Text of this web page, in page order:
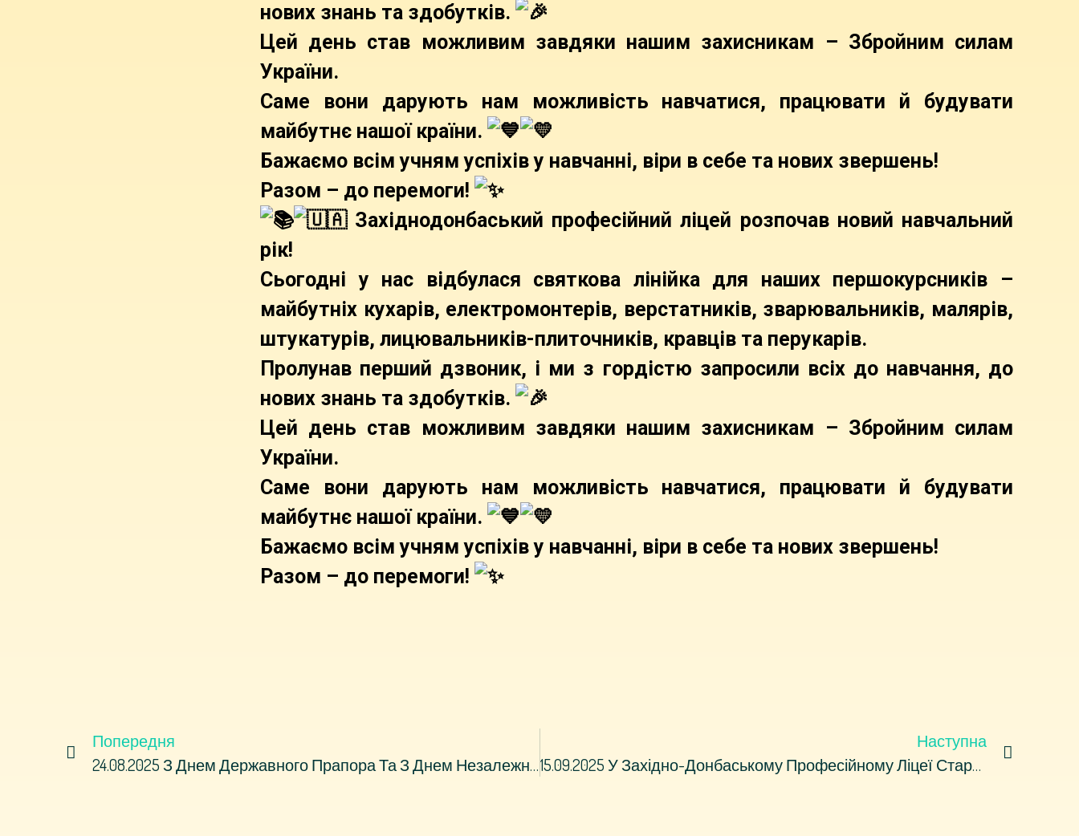
нових знань та здобутків.
Цей день став можливим завдяки нашим захисникам – Збройним силам
України.
Саме вони дарують нам можливість навчатися, працювати й будувати
майбутнє нашої країни.
Бажаємо всім учням успіхів у навчанні, віри в себе та нових звершень!
Разом – до перемоги!
Західнодонбаський професійний ліцей розпочав новий навчальний
рік!
Сьогодні у нас відбулася святкова лінійка для наших першокурсників –
майбутніх кухарів, електромонтерів, верстатників, зварювальників, малярів,
штукатурів, лицювальників-плиточників, кравців та перукарів.
Пролунав перший дзвоник, і ми з гордістю запросили всіх до навчання, до
нових знань та здобутків.
Цей день став можливим завдяки нашим захисникам – Збройним силам
України.
Саме вони дарують нам можливість навчатися, працювати й будувати
майбутнє нашої країни.
Бажаємо всім учням успіхів у навчанні, віри в себе та нових звершень!
Разом – до перемоги!
Попередня
24.08.2025 З Днем Державного Прапора Та З Днем Незалежності України!
Наступна
15.09.2025 У Західно-Донбаському Професійному Ліцеї Стартував Тиждень Спорту!